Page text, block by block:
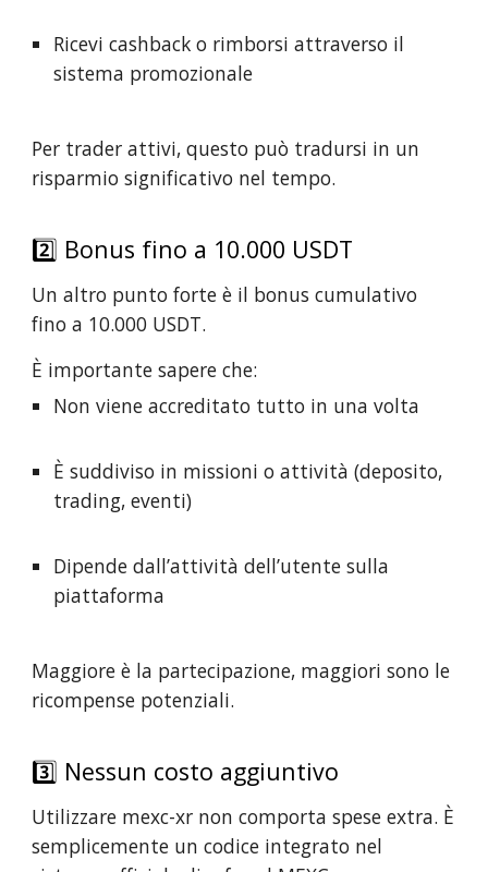
Ricevi cashback o rimborsi attraverso il
sistema promozionale
Per trader attivi, questo può tradursi in un
risparmio significativo nel tempo.
2️⃣ Bonus fino a 10.000 USDT
Un altro punto forte è il bonus cumulativo
fino a 10.000 USDT.
È importante sapere che:
Non viene accreditato tutto in una volta
È suddiviso in missioni o attività (deposito,
trading, eventi)
Dipende dall’attività dell’utente sulla
piattaforma
Maggiore è la partecipazione, maggiori sono le
ricompense potenziali.
3️⃣ Nessun costo aggiuntivo
Utilizzare mexc-xr non comporta spese extra. È
semplicemente un codice integrato nel